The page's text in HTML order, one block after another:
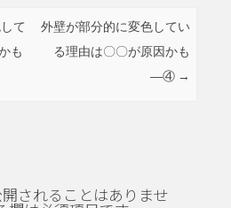
て
も
外壁が部分的に変色してい
る理由は〇〇が原因かも
―④ →
されることはありませ